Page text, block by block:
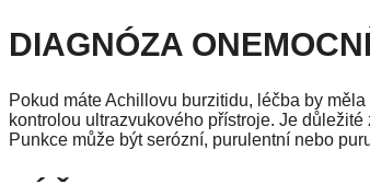
DIAGNÓZA
Pokud máte Achillovu burzitidu, léčba by
kontrolou ultrazvukového přístroje. Je
Punkce může být serózní, purulentní nebo